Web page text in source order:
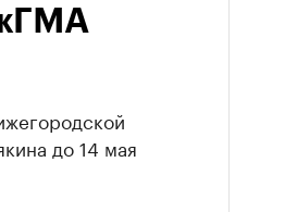
до 14 мая